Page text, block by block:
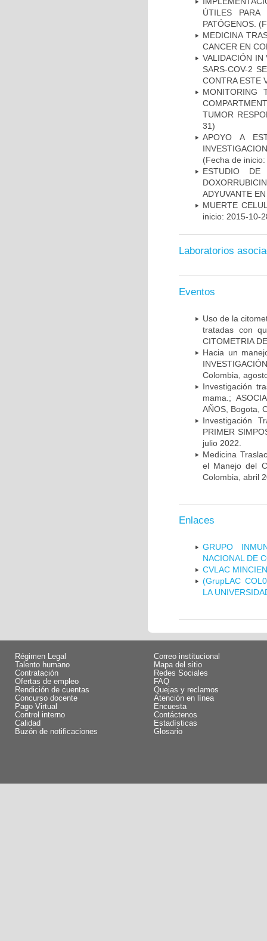
ÚTILES
PATÓGENOS.
MEDICINA
CANCER EN
VALIDACIÓN IN
SARS-COV-2
CONTRA ESTE
MONITORING
TUMOR
31)
APOYO A
(Fecha de
ESTUDIO DE
ADYUVANTE
MUERTE
inicio: 2015-10-
Laboratorios
Eventos
Uso de la
tratadas con
CITOMETRIA
Hacia un
Colombia,
Investigación
mama.;
AÑOS, Bogota,
Investigación
PRIMER
julio 2022.
Medicina
el Manejo del
Colombia, abril
Enlaces
GRUPO
NACIONAL DE
CVLAC
(GrupLAC
LA
Régimen Legal
Talento humano
Contratación
Ofertas de empleo
Rendición de cuentas
Concurso docente
Pago Virtual
Control interno
Calidad
Buzón de notificaciones
Correo institucional
Mapa del sitio
Redes Sociales
FAQ
Quejas y reclamos
Atención en línea
Encuesta
Contáctenos
Estadísticas
Glosario